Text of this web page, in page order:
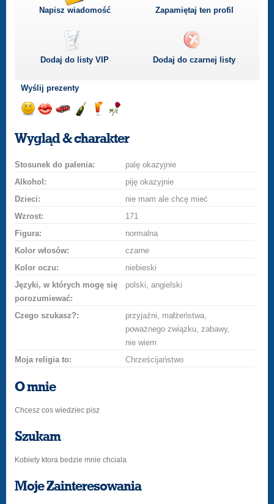
Napisz wiadomość Zapamiętaj ten profil
Dodaj do listyVIP Dodaj do czarnej listy
Wyślij prezenty
uśmiech
buziakasamochodem
szampana
drinka
różę
Wygląd & charakter
Stosunek do palenia:
palę okazyjnie
Alkohol:
piję okazyjnie
Dzieci:
nie mam ale chcę mieć
Wzrost:
171
Figura:
normalna
Kolor włosów:
czarne
Kolor oczu:
niebieski
Języki, w których mogę się
porozumiewać:
polski, angielski
Czego szukasz?:
przyjaźni, małżeństwa,
poważnego związku, zabawy,
nie wiem
Moja religia to:
Chrześcijaństwo
O mnie
Chcesz cos wiedziec pisz
Szukam
Kobiety ktora bedzie mnie chciala
Moje Zainteresowania